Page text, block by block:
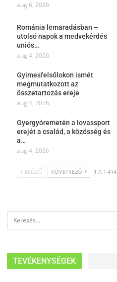
aug 6, 2026
Románia lemaradásban –
utolsó napok a medvekérdés
uniós…
aug 4, 2026
Gyimesfelsőlokon ismét
megmutatkozott az
összetartozás ereje
aug 4, 2026
Gyergyóremetén a lovassport
erejét a család, a közösség és
a…
aug 4, 2026
ELŐZŐ KÖVETKEZŐ 1 A 1 414
TEVÉKENYSÉGEK